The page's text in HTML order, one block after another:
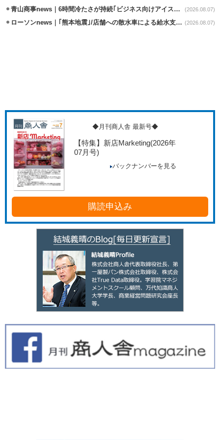
青山商事news｜6時間冷たさが持続｢ビジネス向けアイスベスト｣発売 (2026.08.07)
ローソンnews｜｢熊本地震｣/店舗への散水車による給水支援を開始 (2026.08.07)
◆月刊商人舎 最新号◆
【特集】新店Marketing(2026年
07月号)
バックナンバーを見る
購読申込み